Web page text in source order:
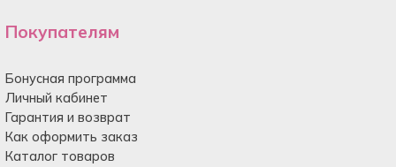
Покупателям
Бонусная программа
Личный кабинет
Гарантия и возврат
Как оформить заказ
Каталог товаров